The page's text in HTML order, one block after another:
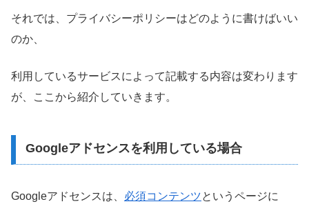
それでは、プライバシーポリシーはどのように書けばいい
のか、
利用しているサービスによって記載する内容は変わります
が、ここから紹介していきます。
Googleアドセンスを利用している場合
Googleアドセンスは、 必須コンテンツというページに